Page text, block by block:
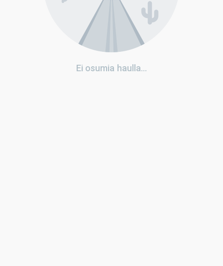
Ei osumia haulla...